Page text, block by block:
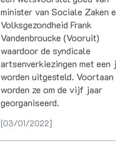
minister van Sociale Zaken
Volksgezondheid Frank
Vandenbroucke (Vooruit)
waardoor de syndicale
artsenverkiezingen met een
worden uitgesteld. Voortaan
worden ze om de vijf jaar
georganiseerd.
[03/01/2022]